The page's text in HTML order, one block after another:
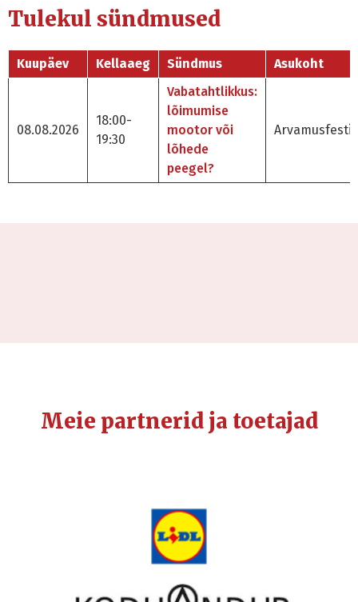
Tulekul sündmused
Kuupäev Kellaaeg Sündmus Asukoht
08.08.2026
18:00-
19:30
Vabatahtlikkus:
lõimumise
mootor või
lõhede
peegel?
Meie partnerid ja toetajad